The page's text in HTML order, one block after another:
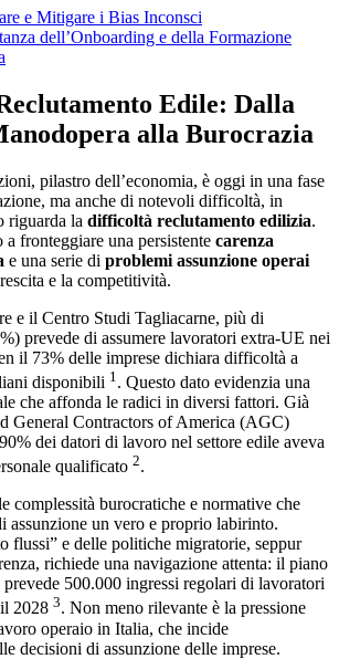
e Mitigare i Bias Inconsci
dell’Onboarding e della Formazione
Edile: Dalla
alla Burocrazia
pilastro dell’economia, è oggi in una fase
ma anche di notevoli difficoltà, in
riguarda la difficoltà reclutamento edilizia.
fronteggiare una persistente carenza
e una serie di problemi assunzione operai
e la competitività.
e il Centro Studi Tagliacarne, più di
prevede di assumere lavoratori extra-UE nei
il 73% delle imprese dichiara difficoltà a
disponibili 1 . Questo dato evidenzia una
che affonda le radici in diversi fattori. Già
General Contractors of America (AGC)
dei datori di lavoro nel settore edile aveva
qualificato 2.
complessità burocratiche e normative che
assunzione un vero e proprio labirinto.
flussi” e delle politiche migratorie, seppur
richiede una navigazione attenta: il piano
500.000 ingressi regolari di lavoratori
2028 3. Non meno rilevante è la pressione
operaio in Italia, che incide
decisioni di assunzione delle imprese.